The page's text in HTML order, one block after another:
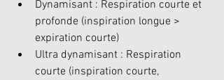
Dynamisant : Respiration courte et
profonde (inspiration longue >
expiration courte)
Ultra dynamisant : Respiration
courte (inspiration courte,